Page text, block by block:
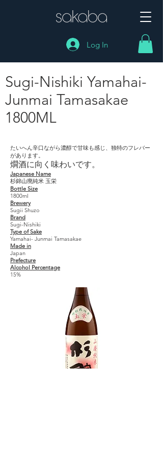
Log In
Sugi-Nishiki Yamahai-
Junmai Tamasakae
1800ML
たいへん辛口ながら濃醇で甘味も感じ、独特のフレバー
があります。
燗酒に向く味わいです。
Japanese Name
杉錦山廃純米 玉栄
Bottle Size
1800ml
Brewery
Sugii Shuzo
Brand
Sugi-Nishiki
Type of Sake
Yamahai- Junmai Tamasakae
Made in
Japan
Prefecture
Alcohol Percentage
15%